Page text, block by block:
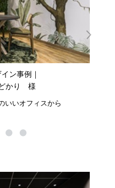
ン事例｜
かり 様
いいオフィスから